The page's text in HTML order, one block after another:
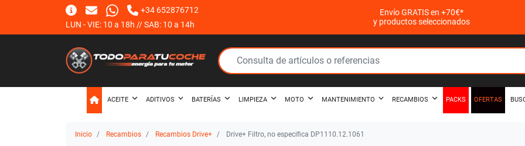
+34 652876712
LUN - VIE: 10 a 18h // SAB: 10 a 14h
Envío GRATIS en +70€*
y productos seleccionados
ACEITE ADITIVOS BATERÍAS LIMPIEZA MOTO MANTENIMIENTO RECAMBIOS PACKS OFERTAS
Inicio Recambios Recambios Drive+ Drive+ Filtro, no especifica DP1110.12.1061